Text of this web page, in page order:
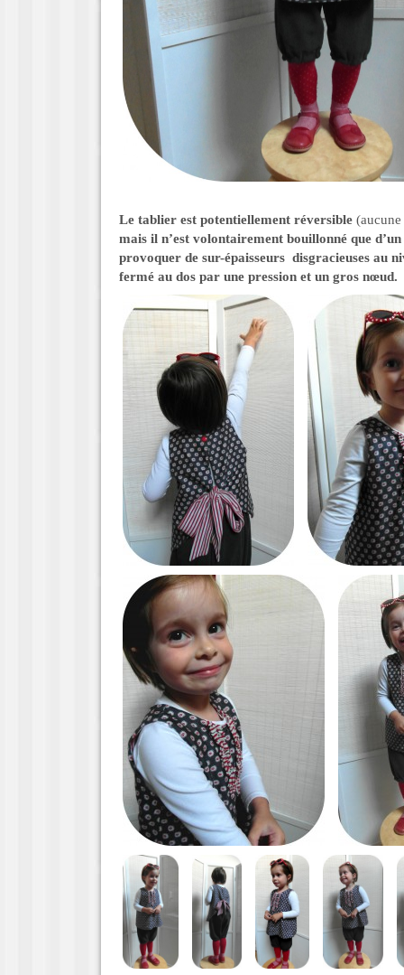
Le tablier est potentiellement réversible
mais il n’est volontairement bouillonné que
provoquer de sur-épaisseurs disgracieuses au
fermé au dos par une pression et un gros nœud.